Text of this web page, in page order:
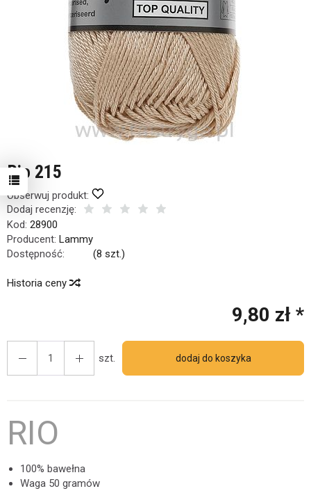
Rio 215
Obserwuj produkt:
Dodaj recenzję:
Kod: 28900
Producent: Lammy
Dostępność:
(8 szt.)
Historia ceny
9,80 zł *
szt. dodaj do koszyka
RIO
100% bawełna
Waga 50 gramów